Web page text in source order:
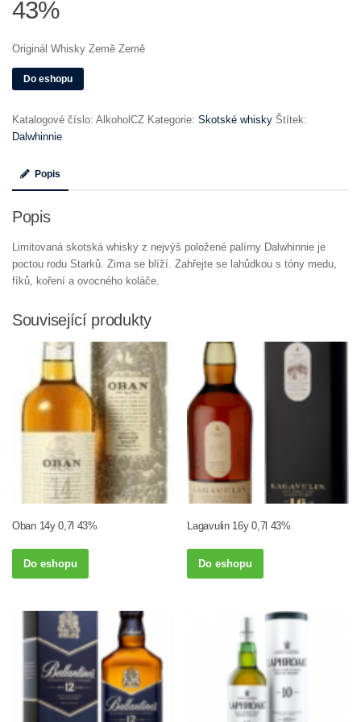
43%
Originál Whisky Země Země
Do eshopu
Katalogové číslo: AlkoholCZ Kategorie: Skotské whisky Štítek:
Dalwhinnie
Popis
Popis
Limitovaná skotská whisky z nejvýš položené palírny Dalwhinnie je
poctou rodu Starků. Zima se blíží. Zahřejte se lahůdkou s tóny medu,
fíků, koření a ovocného koláče.
Související produkty
Oban 14y 0,7l 43%
Do eshopu
Lagavulin 16y 0,7l 43%
Do eshopu